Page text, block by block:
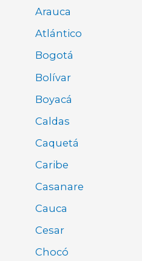
Arauca
Atlántico
Bogotá
Bolívar
Boyacá
Caldas
Caquetá
Caribe
Casanare
Cauca
Cesar
Chocó